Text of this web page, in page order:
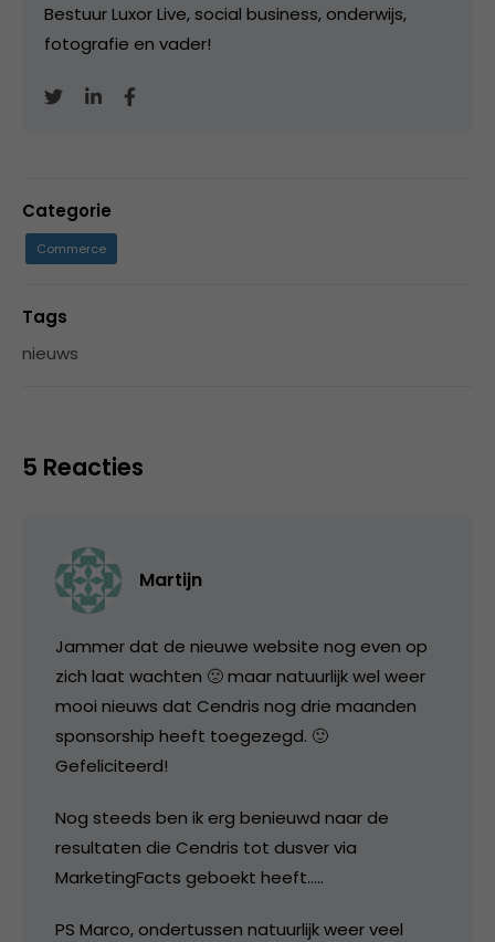
Bestuur Luxor Live, social business, onderwijs,
fotografie en vader!
Categorie
Commerce
Tags
nieuws
5 Reacties
Martijn
Jammer dat de nieuwe website nog even op
zich laat wachten 🙁 maar natuurlijk wel weer
mooi nieuws dat Cendris nog drie maanden
sponsorship heeft toegezegd. 🙂
Gefeliciteerd!
Nog steeds ben ik erg benieuwd naar de
resultaten die Cendris tot dusver via
MarketingFacts geboekt heeft…..
PS Marco, ondertussen natuurlijk weer veel